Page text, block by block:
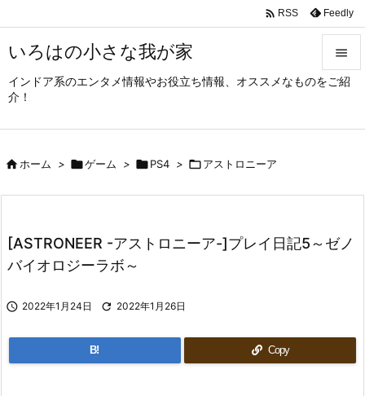
いろはの小さな我が家
インドア系のエンタメ情報やお役立ち情報、オススメなものをご紹
介！




 RSS Feedly
ホーム > ゲーム > PS4 > アストロニーア
[ASTRONEER -アストロニーア-]プレイ日記5～ゼノ
バイオロジーラボ～
 2022年1月24日  2022年1月26日
B! Copy